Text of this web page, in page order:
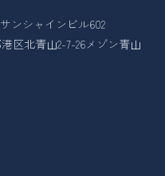
ンシャインビル602
区北青山2-7-26メゾン青山